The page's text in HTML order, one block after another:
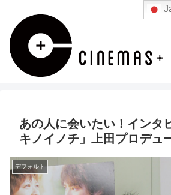
あの人に会いたい！インタ
キノイノチ」上田プロデュ
デフォルト